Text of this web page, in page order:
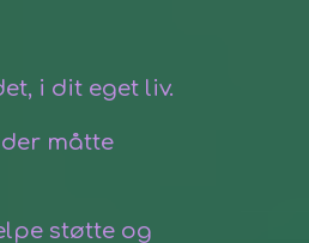
i dit eget liv.
måtte
støtte og